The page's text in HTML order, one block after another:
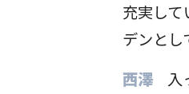
充実し
デンとし
西澤
入